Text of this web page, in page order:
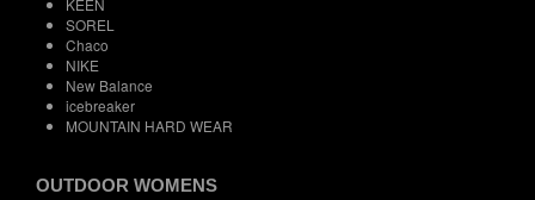
KEEN
SOREL
Chaco
NIKE
New Balance
icebreaker
MOUNTAIN HARD WEAR
OUTDOOR WOMENS